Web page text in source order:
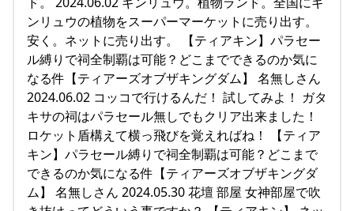
ンリュウの植物をスーパーマーケットに売り出す。
安く。ネットに売り出す。 【ティアキン】パラセー
ル縛りで祠全制覇は可能？どこまでできるのか気に
なる件【ティアーズオブザキングダム】 名無しさん
2024.06.02 コッコで行けるんだ！ 試してみよ！ ガタ
キサの祠はパラセール無しでもクリア出来ました！
ロケット盾構えて横っ飛びを覚えればね！ 【ティア
キン】パラセール縛りで祠全制覇は可能？どこまで
できるのか気になる件【ティアーズオブザキングダ
ム】 名無しさん 2024.05.30 花壇 部屋 女神部屋で吹